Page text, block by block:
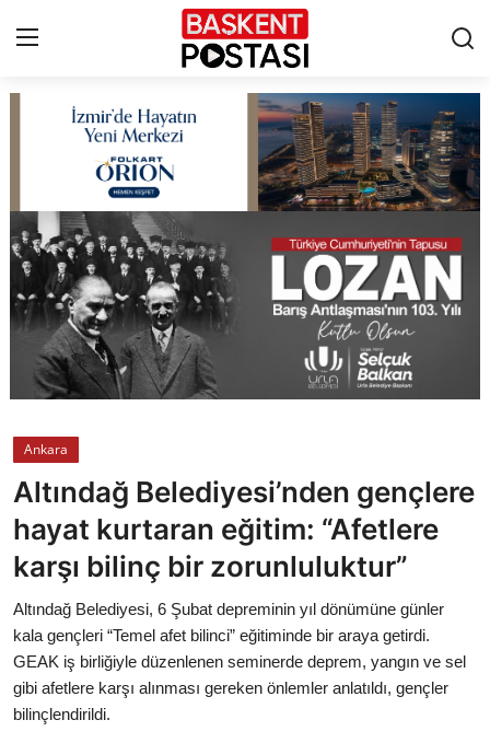
Çerez Politikası
Künye
Ankara
TBMM
Cumhurbaşkanlığı
Bakanlıklar
Siyasi Partiler
Mülki İdare
Toplum ve Yaşam
Sivil Toplum Kuruluşları
Ankara
Altındağ Belediyesi’nden gençlere
hayat kurtaran eğitim: “Afetlere
karşı bilinç bir zorunluluktur”
Altındağ Belediyesi, 6 Şubat depreminin yıl dönümüne günler
kala gençleri “Temel afet bilinci” eğitiminde bir araya getirdi.
GEAK iş birliğiyle düzenlenen seminerde deprem, yangın ve sel
gibi afetlere karşı alınması gereken önlemler anlatıldı, gençler
bilinçlendirildi.